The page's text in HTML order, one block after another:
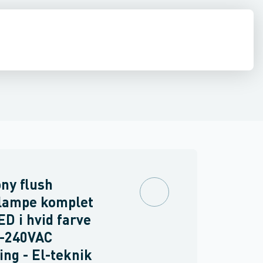
materiel
flush
komplet
i hvid farve
- El-teknik